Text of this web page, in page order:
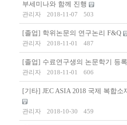
부세미나와 함께 진행
관리자
2018-11-07 503
[졸업] 학위논문의 연구논리 F&Q
관리자
2018-11-01 487
[졸업] 수료연구생의 논문학기 등
관리자
2018-11-01 606
[기타] JEC ASIA 2018 국제 복합소
관리자 2018-10-30 459